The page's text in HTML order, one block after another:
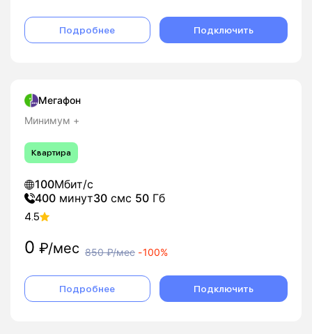
Подробнее Подключить
Мегафон
Минимум +
Квартира
100Мбит/с
400 минут30 смс 50 Гб
4.5
0 ₽/мес 850₽/мес -100%
Подробнее Подключить